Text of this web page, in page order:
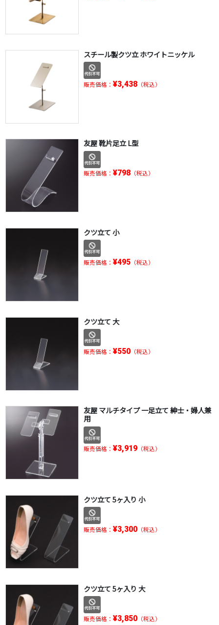
スチール製クツ立 ホワイトニッケル
販売価格： ¥3,438（税込）
友屋 靴片足立 L型
販売価格： ¥798（税込）
クツ立て 小
販売価格： ¥495（税込）
クツ立て 大
販売価格： ¥550（税込）
友屋 マルチタイプ 一足立て 紳士・婦人兼
用
販売価格： ¥3,919（税込）
クツ立て 5ヶ入り 小
販売価格： ¥3,300（税込）
クツ立て 5ヶ入り 大
販売価格： ¥3,850（税込）